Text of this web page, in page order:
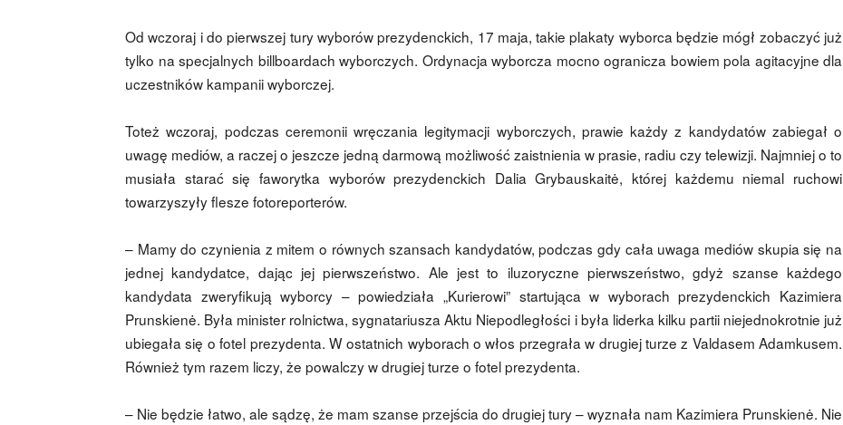
Od wczoraj i do pierwszej tury wyborów prezydenckich, 17 maja, takie plakaty wyborca będzie mógł zobaczyć już
tylko na specjalnych billboardach wyborczych. Ordynacja wyborcza mocno ogranicza bowiem pola agitacyjne dla
uczestników kampanii wyborczej.
Toteż wczoraj, podczas ceremonii wręczania legitymacji wyborczych, prawie każdy z kandydatów zabiegał o
uwagę mediów, a raczej o jeszcze jedną darmową możliwość zaistnienia w prasie, radiu czy telewizji. Najmniej o to
musiała starać się faworytka wyborów prezydenckich Dalia Grybauskaitė, której każdemu niemal ruchowi
towarzyszyły flesze fotoreporterów.
– Mamy do czynienia z mitem o równych szansach kandydatów, podczas gdy cała uwaga mediów skupia się na
jednej kandydatce, dając jej pierwszeństwo. Ale jest to iluzoryczne pierwszeństwo, gdyż szanse każdego
kandydata zweryfikują wyborcy – powiedziała „Kurierowi” startująca w wyborach prezydenckich Kazimiera
Prunskienė. Była minister rolnictwa, sygnatariusza Aktu Niepodległości i była liderka kilku partii niejednokrotnie już
ubiegała się o fotel prezydenta. W ostatnich wyborach o włos przegrała w drugiej turze z Valdasem Adamkusem.
Również tym razem liczy, że powalczy w drugiej turze o fotel prezydenta.
– Nie będzie łatwo, ale sądzę, że mam szanse przejścia do drugiej tury – wyznała nam Kazimiera Prunskienė. Nie